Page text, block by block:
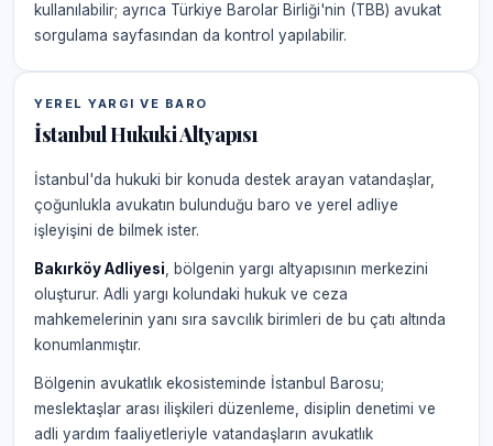
kullanılabilir; ayrıca Türkiye Barolar Birliği'nin (TBB) avukat
sorgulama sayfasından da kontrol yapılabilir.
YEREL YARGI VE BARO
İstanbul Hukuki Altyapısı
İstanbul'da hukuki bir konuda destek arayan vatandaşlar,
çoğunlukla avukatın bulunduğu baro ve yerel adliye
işleyişini de bilmek ister.
Bakırköy Adliyesi , bölgenin yargı altyapısının merkezini
oluşturur. Adli yargı kolundaki hukuk ve ceza
mahkemelerinin yanı sıra savcılık birimleri de bu çatı altında
konumlanmıştır.
Bölgenin avukatlık ekosisteminde İstanbul Barosu;
meslektaşlar arası ilişkileri düzenleme, disiplin denetimi ve
adli yardım faaliyetleriyle vatandaşların avukatlık